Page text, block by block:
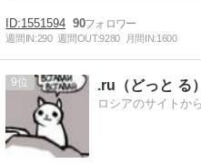
1551594 90
週間IN:290 週間OUT:9280 月間IN:1600
9 .ru（どっと る）
ロシアのサイトか